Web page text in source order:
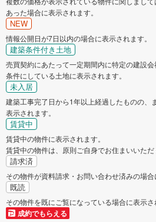
あった場合に表示されます。
NEW
情報公開日が7日以内の場合に表示されます。
建築条件付き土地
売買契約にあたって一定期間内に特定の建設
条件にしている土地に表示されます。
未入居
建築工事完了日から1年以上経過したものの、
表示されます。
賃貸中
賃貸中の物件に表示されます。
賃貸中の物件は、原則ご自身でお住まいいただ
請求済
その物件が資料請求・お問い合わせ済みの場合
既読
その物件を既にご覧になっている場合に表示さ
成約でもらえる